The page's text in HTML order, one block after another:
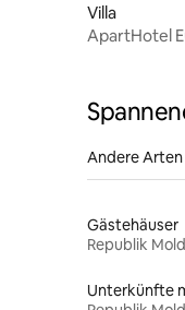
Villa
ApartHotel
Andere
Gästehäuser
Republik
Unterkünfte